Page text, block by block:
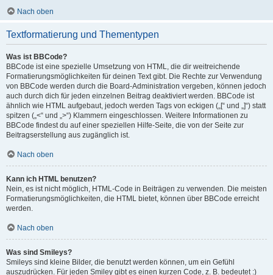
Nach oben
Textformatierung und Thementypen
Was ist BBCode?
BBCode ist eine spezielle Umsetzung von HTML, die dir weitreichende
Formatierungsmöglichkeiten für deinen Text gibt. Die Rechte zur Verwendung
von BBCode werden durch die Board-Administration vergeben, können jedoch
auch durch dich für jeden einzelnen Beitrag deaktiviert werden. BBCode ist
ähnlich wie HTML aufgebaut, jedoch werden Tags von eckigen („[“ und „]“) statt
spitzen („<“ und „>“) Klammern eingeschlossen. Weitere Informationen zu
BBCode findest du auf einer speziellen Hilfe-Seite, die von der Seite zur
Beitragserstellung aus zugänglich ist.
Nach oben
Kann ich HTML benutzen?
Nein, es ist nicht möglich, HTML-Code in Beiträgen zu verwenden. Die meisten
Formatierungsmöglichkeiten, die HTML bietet, können über BBCode erreicht
werden.
Nach oben
Was sind Smileys?
Smileys sind kleine Bilder, die benutzt werden können, um ein Gefühl
auszudrücken. Für jeden Smiley gibt es einen kurzen Code, z. B. bedeutet :)